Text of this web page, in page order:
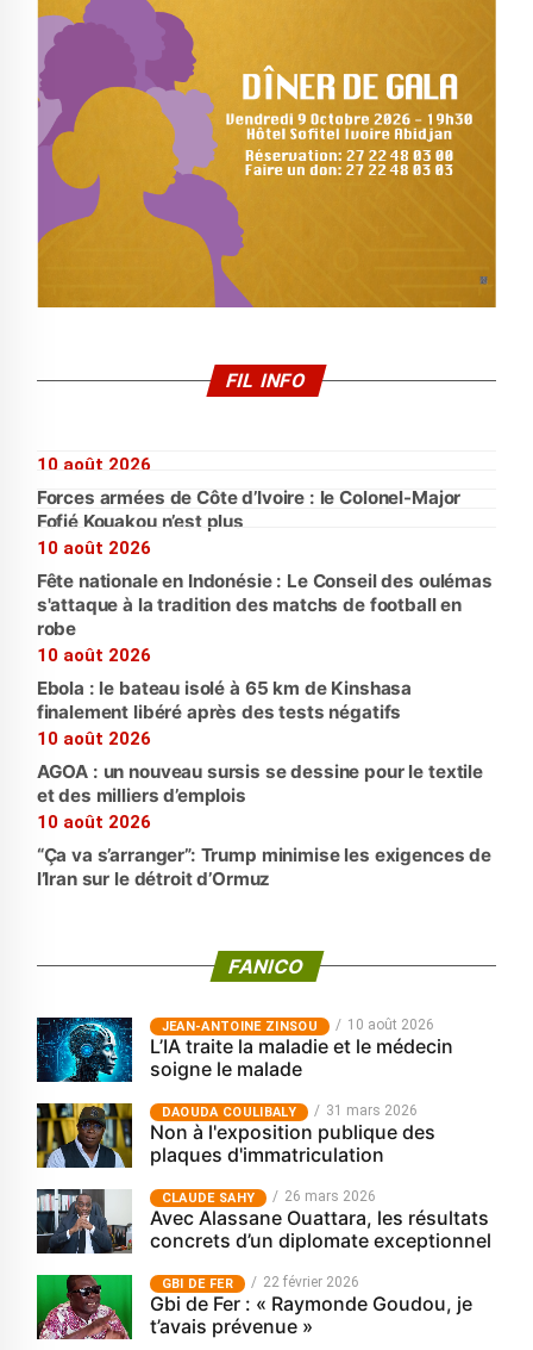
FIL INFO
10 août 2026
Forces armées de Côte d’Ivoire : le Colonel-Major
Fofié Kouakou n’est plus
10 août 2026
Fête nationale en Indonésie : Le Conseil des oulémas
s'attaque à la tradition des matchs de football en
robe
10 août 2026
Ebola : le bateau isolé à 65 km de Kinshasa
finalement libéré après des tests négatifs
10 août 2026
AGOA : un nouveau sursis se dessine pour le textile
et des milliers d’emplois
10 août 2026
“Ça va s’arranger”: Trump minimise les exigences de
l’Iran sur le détroit d’Ormuz
FANICO
JEAN-ANTOINE ZINSOU 10 août 2026
L’IA traite la maladie et le médecin
soigne le malade
‎DAOUDA COULIBALY 31 mars 2026
Non à l'exposition publique des
plaques d'immatriculation
CLAUDE SAHY 26 mars 2026
Avec Alassane Ouattara, les résultats
concrets d’un diplomate exceptionnel
GBI DE FER 22 février 2026
Gbi de Fer : « Raymonde Goudou, je
t’avais prévenue »